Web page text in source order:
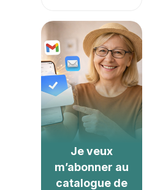
Je veux
m’abonner au
catalogue de